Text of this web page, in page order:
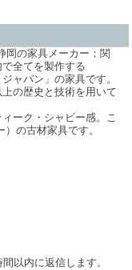
岡の家具メーカー：関
全てを製作する
ャパン」の家具です。
の歴史と技術を用いて
ーク・シャビー感。こ
の古材家具です。
以内に返信します。